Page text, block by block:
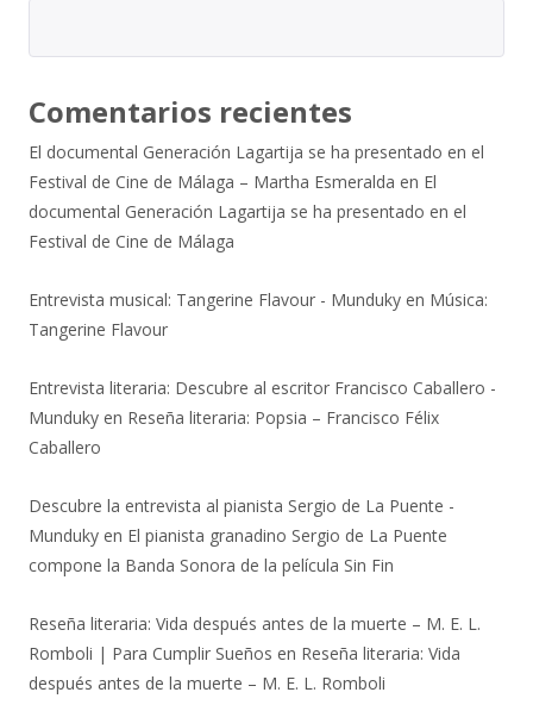
Comentarios recientes
El documental Generación Lagartija se ha presentado en el
Festival de Cine de Málaga – Martha Esmeralda en El
documental Generación Lagartija se ha presentado en el
Festival de Cine de Málaga
Entrevista musical: Tangerine Flavour - Munduky en Música:
Tangerine Flavour
Entrevista literaria: Descubre al escritor Francisco Caballero -
Munduky en Reseña literaria: Popsia – Francisco Félix
Caballero
Descubre la entrevista al pianista Sergio de La Puente -
Munduky en El pianista granadino Sergio de La Puente
compone la Banda Sonora de la película Sin Fin
Reseña literaria: Vida después antes de la muerte – M. E. L.
Romboli | Para Cumplir Sueños en Reseña literaria: Vida
después antes de la muerte – M. E. L. Romboli